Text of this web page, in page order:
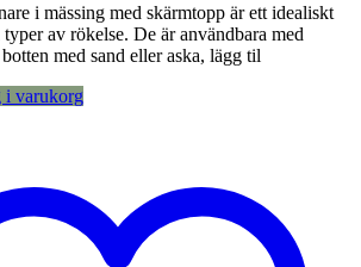
i mässing med skärmtopp är ett idealiskt
av rökelse. De är användbara med
med sand eller aska, lägg til
i varukorg